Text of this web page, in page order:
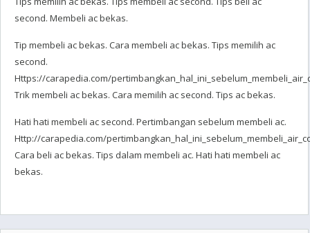
second. Membeli ac bekas.
Tip membeli ac bekas. Cara membeli ac bekas. Tips memilih ac
second.
Https://carapedia.com/
Trik membeli ac bekas. Cara memilih ac second. Tips ac bekas.
Hati hati membeli ac second. Pertimbangan sebelum membeli ac.
Http://carapedia.com/
Cara beli ac bekas. Tips dalam membeli ac. Hati hati membeli ac
bekas.